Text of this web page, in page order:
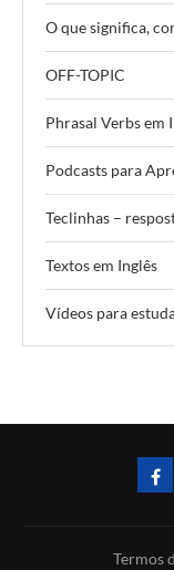
O que significa,
OFF-TOPIC
Phrasal Verbs em
Podcasts para
Teclinhas –
Textos em Inglês
Vídeos para
Termos